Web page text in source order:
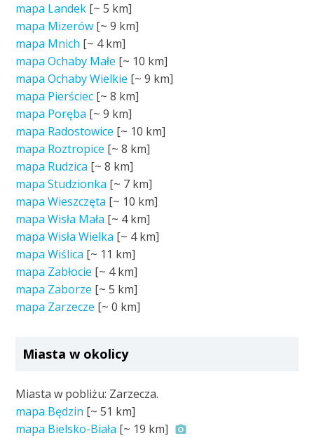
mapa Landek [~5 km]
mapa Mizerów [~9 km]
mapa Mnich [~ 4 km]
mapa Ochaby Małe [~ 10 km]
mapa Ochaby Wielkie [~9 km]
mapa Pierściec [~8 km]
mapa Poręba [~9 km]
mapa Radostowice [~ 10 km]
mapa Roztropice [~8 km]
mapa Rudzica [~8 km]
mapa Studzionka [~ 7 km]
mapa Wieszczęta [~ 10 km]
mapa Wisła Mała [~ 4 km]
mapa Wisła Wielka [~ 4 km]
mapa Wiślica [~ 11 km]
mapa Zabłocie [~ 4 km]
mapa Zaborze [~5 km]
mapa Zarzecze [~0 km]
Miasta w okolicy
Miasta w pobliżu: Zarzecza.
mapa Będzin [~51 km]
mapa Bielsko-Biała [~ 19 km]